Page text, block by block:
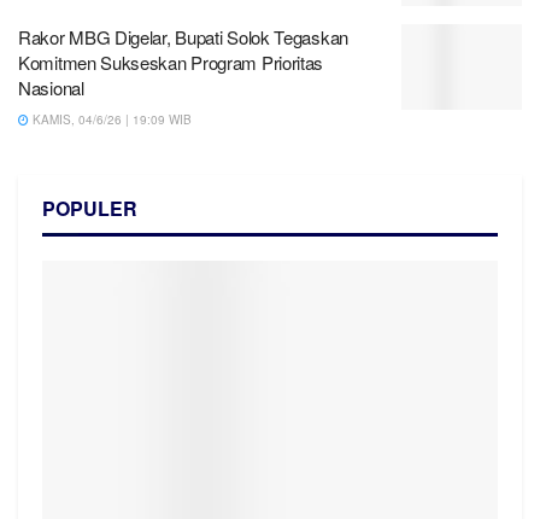
Rakor MBG Digelar, Bupati Solok Tegaskan
Komitmen Sukseskan Program Prioritas
Nasional
KAMIS, 04/6/26 | 19:09 WIB
POPULER